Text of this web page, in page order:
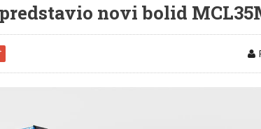
novi bolid